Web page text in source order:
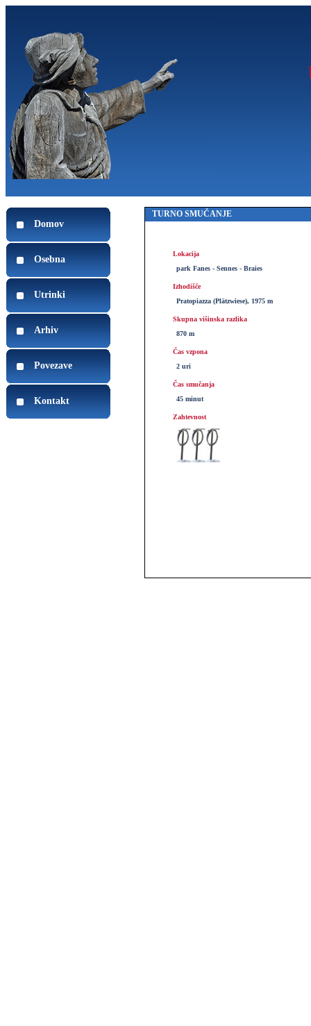
Domov
Osebna
Utrinki
Arhiv
Povezave
Kontakt
TURNO SMUČANJE
Lokacija
park Fanes - Sennes - Braies
Izhodišče
Pratopiazza (Plätzwiese), 1975 m
Skupna višinska razlika
870 m
Čas vzpona
2 uri
Čas smučanja
45 minut
Zahtevnost